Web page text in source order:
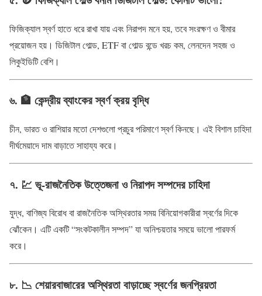
ফিজিক্যাল স্বর্ণ হাতে ধরে রাখা যায় এবং নিরাপদ মনে হয়, তবে সংরক্ষণ ও বীমার
প্রয়োজন হয়। ডিজিটাল গোল্ড, ETF বা গোল্ড বন্ডে খরচ কম, লেনদেন সহজ ও
লিকুইডিটি বেশি।
৬. 🏦 কেন্দ্রীয় ব্যাংকের স্বর্ণ ক্রয় বৃদ্ধি
চীন, ভারত ও রাশিয়ার মতো দেশগুলো প্রচুর পরিমাণে স্বর্ণ কিনছে। এই বিশাল চাহিদা
দীর্ঘমেয়াদে দাম বাড়াতে সাহায্য করে।
৭. 💹 ভূ-রাজনৈতিক উত্তেজনা ও নিরাপদ সম্পদের চাহিদা
যুদ্ধ, বাণিজ্য বিরোধ বা রাজনৈতিক অস্থিরতার সময় বিনিয়োগকারীরা স্বর্ণের দিকে
ঝোঁকেন। এটি একটি “সংকটকালীন সম্পদ” যা অনিশ্চয়তার সময়ে ভালো পারফর্ম
করে।
৮. 📉 শেয়ারবাজারের অস্থিরতা বাড়াচ্ছে স্বর্ণের জনপ্রিয়তা